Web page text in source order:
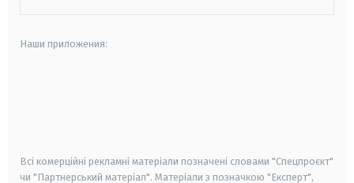
Наши приложения:
Всі комерційні рекламні матеріали позначені словами "Спецпроєкт"
чи "Партнерський матеріал". Матеріали з позначкою "Експерт",